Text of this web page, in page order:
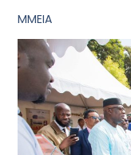
MMEIA